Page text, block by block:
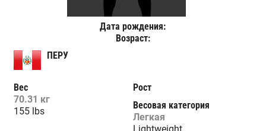
Дата рождения:
Возраст:
ПЕРУ
Вес
70.31 кг
155 lbs
Рост
Весовая категория
Легкая